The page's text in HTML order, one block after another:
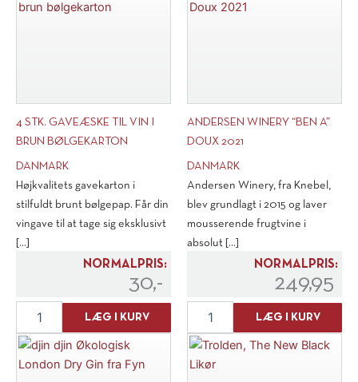
4 STK. GAVEÆSKE TIL VIN I
BRUN BØLGEKARTON
DANMARK
Højkvalitets gavekarton i
stilfuldt brunt bølgepap. Får din
vingave til at tage sig eksklusivt
[...]
NORMALPRIS:
30,-
Gaveæske
vin
LÆG I KURV
ANDERSEN WINERY “BEN A”
DOUX 2021
DANMARK
Andersen Winery, fra Knebel,
blev grundlagt i 2015 og laver
mousserende frugtvine i
absolut [...]
NORMALPRIS:
249,95
Andersen
Winery
"Ben
Doux
LÆG I KURV